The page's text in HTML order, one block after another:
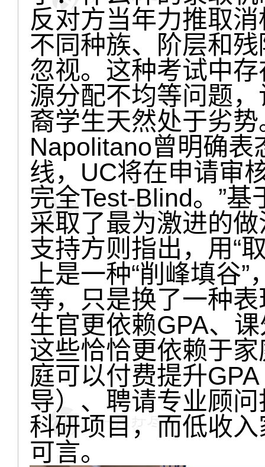
反对方当年力推取
不同种族、阶层和残
忽视。这种考试中
源分配不均等问题
裔学生天然处于劣
Napolitano曾明确表
线，UC将在申请审
完全Test-Blind。”
采取了最为激进的
支持方则指出，用“
上是一种“削峰填谷
等，只是换了一种
生官更依赖GPA、
这些恰恰更依赖于
庭可以付费提升
导）、聘请专业顾
科研项目，而低收
可言。